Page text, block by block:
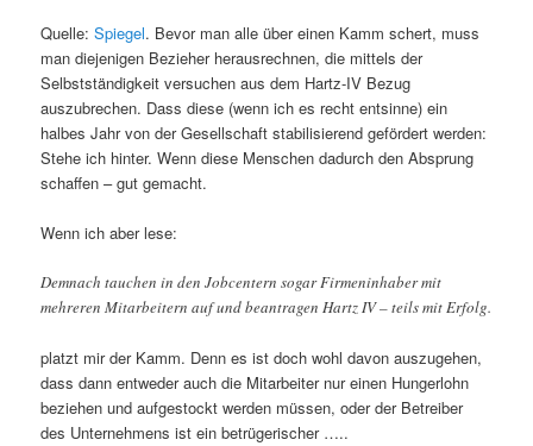
Quelle:Spiegel. Bevor man alle über einen Kamm schert, muss
man diejenigen Bezieher herausrechnen, die mittels der
Selbstständigkeit versuchen aus dem Hartz-IV Bezug
auszubrechen. Dass diese (wenn ich es recht entsinne) ein
halbes Jahr von der Gesellschaft stabilisierend gefördert werden:
Stehe ich hinter. Wenn diese Menschen dadurch den Absprung
schaffen – gut gemacht.
Wenn ich aber lese:
Demnach tauchen in den Jobcentern sogar Firmeninhaber mit
mehreren Mitarbeitern auf und beantragen Hartz IV – teils mit Erfolg.
platzt mir der Kamm. Denn es ist doch wohl davon auszugehen,
dass dann entweder auch die Mitarbeiter nur einen Hungerlohn
beziehen und aufgestockt werden müssen, oder der Betreiber
des Unternehmens ist ein betrügerischer …..